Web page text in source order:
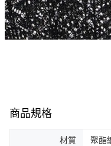
商品規格
材質 聚酯